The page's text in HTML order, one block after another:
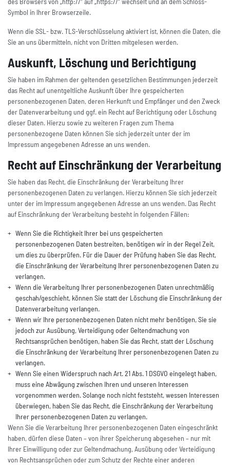
Symbol in Ihrer Browserzeile.
Wenn die SSL- bzw. TLS-Verschlüsselung aktiviert ist, können die Daten, die
Sie an uns übermitteln, nicht von Dritten mitgelesen werden.
Auskunft, Löschung und Berichtigung
Sie haben im Rahmen der geltenden gesetzlichen Bestimmungen jederzeit
das Recht auf unentgeltliche Auskunft über Ihre gespeicherten
personenbezogenen Daten, deren Herkunft und Empfänger und den Zweck
der Datenverarbeitung und ggf. ein Recht auf Berichtigung oder Löschung
dieser Daten. Hierzu sowie zu weiteren Fragen zum Thema
personenbezogene Daten können Sie sich jederzeit unter der im
Impressum angegebenen Adresse an uns wenden.
Recht auf Einschränkung der Verarbeitung
Sie haben das Recht, die Einschränkung der Verarbeitung Ihrer
personenbezogenen Daten zu verlangen. Hierzu können Sie sich jederzeit
unter der im Impressum angegebenen Adresse an uns wenden. Das Recht
auf Einschränkung der Verarbeitung besteht in folgenden Fällen:
Wenn Sie die Richtigkeit Ihrer bei uns gespeicherten
personenbezogenen Daten bestreiten, benötigen wir in der Regel Zeit,
um dies zu überprüfen. Für die Dauer der Prüfung haben Sie das Recht,
die Einschränkung der Verarbeitung Ihrer personenbezogenen Daten zu
verlangen.
Wenn die Verarbeitung Ihrer personenbezogenen Daten unrechtmäßig
geschah/geschieht, können Sie statt der Löschung die Einschränkung der
Datenverarbeitung verlangen.
Wenn wir Ihre personenbezogenen Daten nicht mehr benötigen, Sie sie
jedoch zur Ausübung, Verteidigung oder Geltendmachung von
Rechtsansprüchen benötigen, haben Sie das Recht, statt der Löschung
die Einschränkung der Verarbeitung Ihrer personenbezogenen Daten zu
verlangen.
Wenn Sie einen Widerspruch nach Art. 21 Abs. 1 DSGVO eingelegt haben,
muss eine Abwägung zwischen Ihren und unseren Interessen
vorgenommen werden. Solange noch nicht feststeht, wessen Interessen
überwiegen, haben Sie das Recht, die Einschränkung der Verarbeitung
Ihrer personenbezogenen Daten zu verlangen.
Wenn Sie die Verarbeitung Ihrer personenbezogenen Daten eingeschränkt
haben, dürfen diese Daten – von ihrer Speicherung abgesehen – nur mit
Ihrer Einwilligung oder zur Geltendmachung, Ausübung oder Verteidigung
von Rechtsansprüchen oder zum Schutz der Rechte einer anderen